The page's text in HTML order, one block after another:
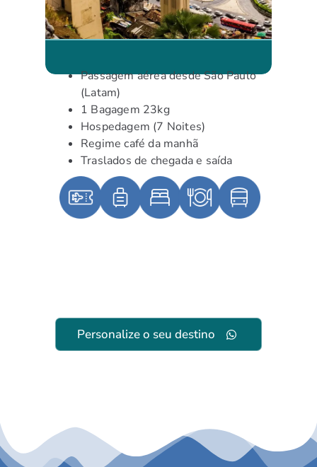
Passagem aérea desde São Paulo
(Latam)
1 Bagagem 23kg
Hospedagem (7 Noites)
Regime café da manhã
Traslados de chegada e saída
Personalize o seu destino